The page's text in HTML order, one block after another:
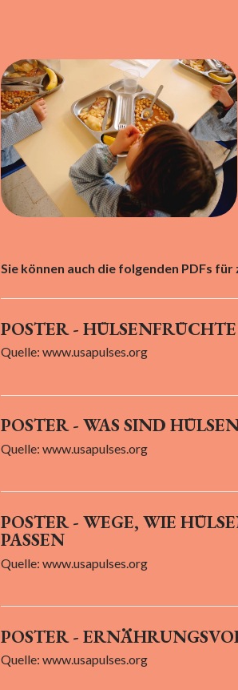
Sie können auch die folgenden PDFs
POSTER - HÜLSENFRÜCHTE
Quelle: www.usapulses.org
POSTER - WAS SIND
Quelle: www.usapulses.org
POSTER - WEGE, WIE
PASSEN
Quelle: www.usapulses.org
POSTER -
Quelle: www.usapulses.org